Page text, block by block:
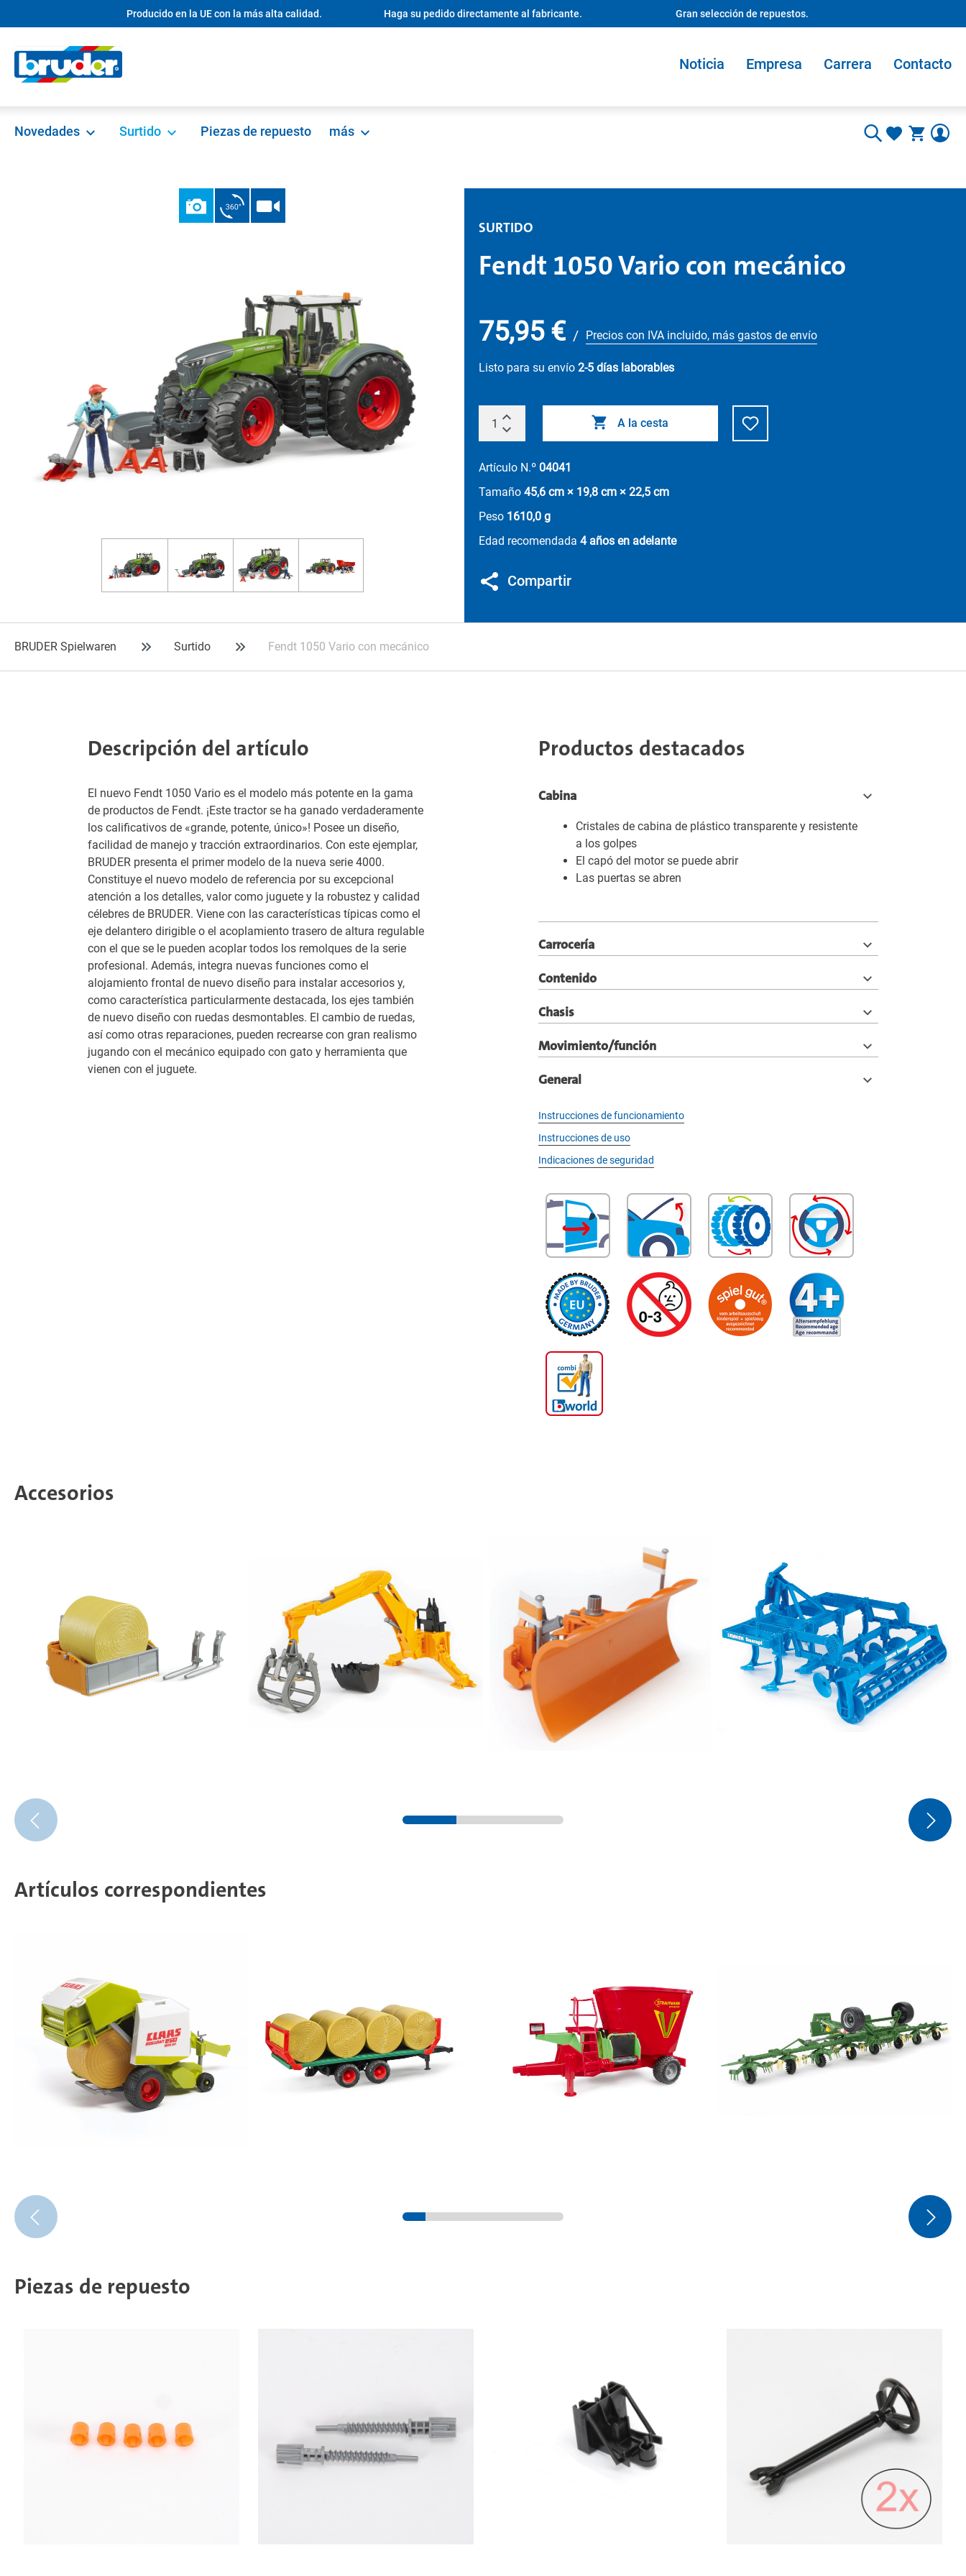
Saltar a la navegación principalProducido en la UE con la más alta calidad. Haga su pedido directamente al fabricante. Gran selección de repuestos.
Noticia Empresa Carrera Contacto
Novedades Surtido Piezas de repuesto más
SURTIDO
Fendt 1050 Vario con mecánico
75,95 € / Precios con IVA incluido, más gastos de envío
Listo para su envío 2-5 días laborables
A la cesta
Artículo N.º 04041
Tamaño 45,6 cm × 19,8 cm × 22,5 cm
Peso 1610,0 g
Edad recomendada 4 años en adelante
Compartir
BRUDER Spielwaren Surtido Fendt 1050 Vario con mecánico
Descripción del artículo
El nuevo Fendt 1050 Vario es el modelo más potente en la gama
de productos de Fendt. ¡Este tractor se ha ganado verdaderamente
los calificativos de «grande, potente, único»! Posee un diseño,
facilidad de manejo y tracción extraordinarios. Con este ejemplar,
BRUDER presenta el primer modelo de la nueva serie 4000.
Constituye el nuevo modelo de referencia por su excepcional
atención a los detalles, valor como juguete y la robustez y calidad
célebres de BRUDER. Viene con las características típicas como el
eje delantero dirigible o el acoplamiento trasero de altura regulable
con el que se le pueden acoplar todos los remolques de la serie
profesional. Además, integra nuevas funciones como el
alojamiento frontal de nuevo diseño para instalar accesorios y,
como característica particularmente destacada, los ejes también
de nuevo diseño con ruedas desmontables. El cambio de ruedas,
así como otras reparaciones, pueden recrearse con gran realismo
jugando con el mecánico equipado con gato y herramienta que
vienen con el juguete.
Productos destacados
Cabina
Cristales de cabina de plástico transparente y resistente
a los golpes
El capó del motor se puede abrir
Las puertas se abren
Carrocería
Contenido
Chasis
Movimiento/función
General
Instrucciones de funcionamiento
Instrucciones de uso
Indicaciones de seguridad
Accesorios
Artículos correspondientes
Piezas de repuesto